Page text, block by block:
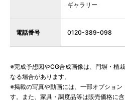
ギャラリー
電話番号 0120-389-098
※完成予想図やCG合成画像は、門塀・植
なる場合があります。
※掲載の写真や動画には、一部オプション
す。また、家具・調度品等は販売価格に含